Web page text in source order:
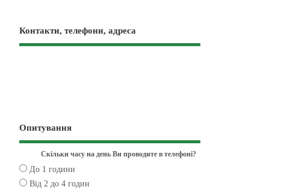
Контакти, телефони, адреса
Опитування
Скільки часу на день Ви проводите в телефоні?
До 1 години
Від 2 до 4 годин